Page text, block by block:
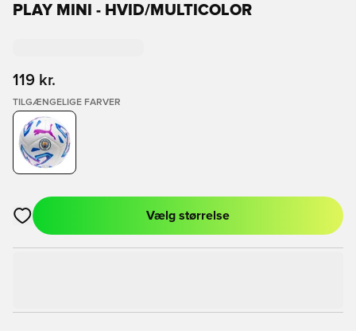
PLAY MINI - HVID/MULTICOLOR
119 kr.
TILGÆNGELIGE FARVER
Åbner en Modal til at logge ind eller tilmelde dig som medlem
Vælg størrelse